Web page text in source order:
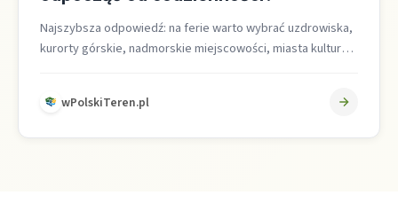
Najszybsza odpowiedź: na ferie warto wybrać uzdrowiska,
kurorty górskie, nadmorskie miejscowości, miasta kultury i
wPolskiTeren.pl